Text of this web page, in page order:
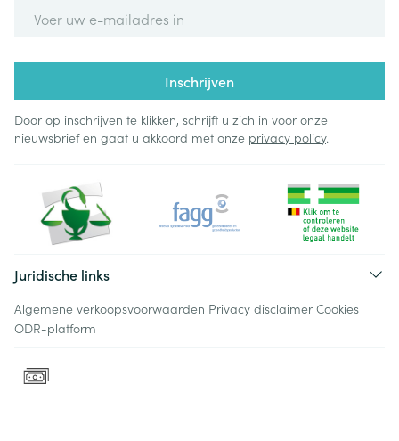
Inschrijven
Door op inschrijven te klikken, schrijft u zich in voor onze
nieuwsbrief en gaat u akkoord met onze privacy policy.
Juridische links
Algemene verkoopsvoorwaarden Privacy disclaimer Cookies
ODR-platform